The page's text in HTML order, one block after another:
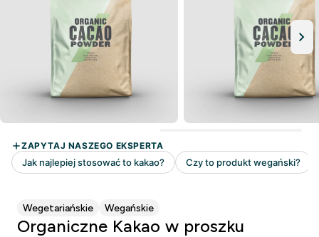
Wegetariańskie Wegańskie
Organiczne Kakao w proszku